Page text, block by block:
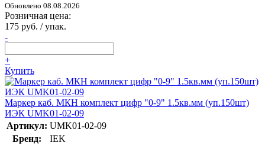
Обновлено 08.08.2026
Розничная цена:
175 руб. / упак.
-
+
Купить
Маркер каб. МКН комплект цифр "0-9" 1.5кв.мм (уп.150шт)
ИЭК UMK01-02-09
Артикул: UMK01-02-09
Бренд:
IEK